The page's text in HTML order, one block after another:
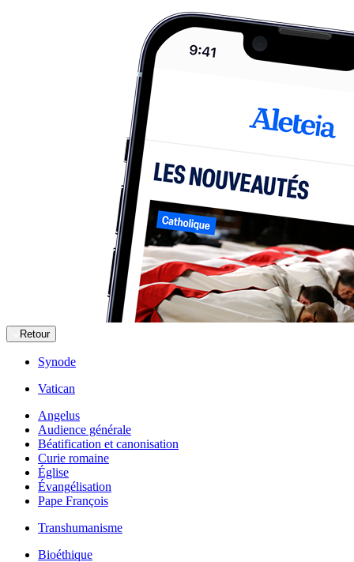
Retour
Synode
Vatican
Angelus
Audience générale
Béatification et canonisation
Curie romaine
Église
Évangélisation
Pape François
Transhumanisme
Bioéthique